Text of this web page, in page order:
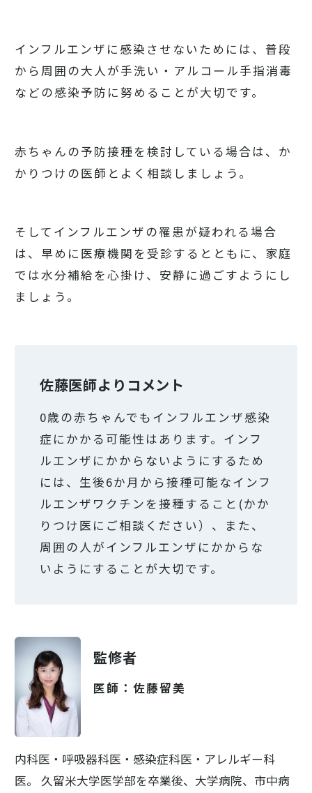
インフルエンザに感染させないためには、普段
から周囲の大人が手洗い・アルコール手指消毒
などの感染予防に努めることが大切です。
赤ちゃんの予防接種を検討している場合は、か
かりつけの医師とよく相談しましょう。
そしてインフルエンザの罹患が疑われる場合
は、早めに医療機関を受診するとともに、家庭
では水分補給を心掛け、安静に過ごすようにし
ましょう。
佐藤医師よりコメント
0歳の赤ちゃんでもインフルエンザ感染
症にかかる可能性はあります。インフ
ルエンザにかからないようにするため
には、生後6か月から接種可能なインフ
ルエンザワクチンを接種すること(かか
りつけ医にご相談ください）、また、
周囲の人がインフルエンザにかからな
いようにすることが大切です。
監修者
医師：佐藤留美
内科医・呼吸器科医・感染症科医・アレルギー科
医。 久留米大学医学部を卒業後、大学病院、市中病